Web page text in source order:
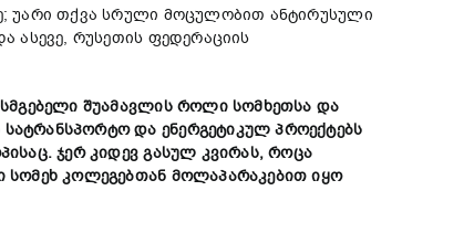
უარი თქვა სრული მოცულობით ანტირუსული
ასევე, რუსეთის ფედერაციის
შუამავლის როლი სომხეთსა და
და ენერგეტიკულ პროექტებს
ჯერ კიდევ გასულ კვირას, როცა
სომეხ კოლეგებთან მოლაპარაკებით იყო